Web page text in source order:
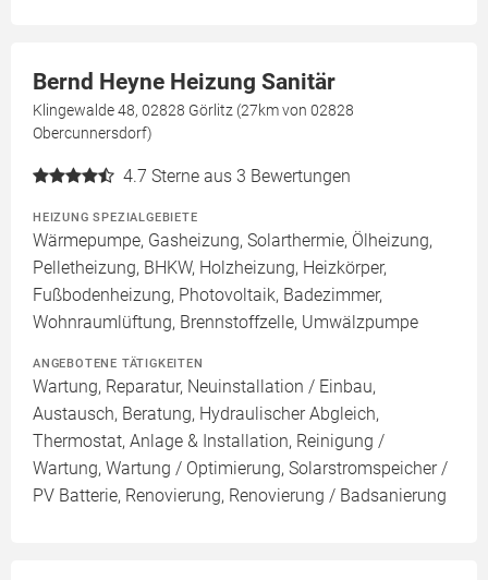
Bernd Heyne Heizung Sanitär
Klingewalde 48, 02828 Görlitz (27km von 02828
Obercunnersdorf)
4.7 Sterne aus 3 Bewertungen
HEIZUNG SPEZIALGEBIETE
Wärmepumpe, Gasheizung, Solarthermie, Ölheizung,
Pelletheizung, BHKW, Holzheizung, Heizkörper,
Fußbodenheizung, Photovoltaik, Badezimmer,
Wohnraumlüftung, Brennstoffzelle, Umwälzpumpe
ANGEBOTENE TÄTIGKEITEN
Wartung, Reparatur, Neuinstallation / Einbau,
Austausch, Beratung, Hydraulischer Abgleich,
Thermostat, Anlage & Installation, Reinigung /
Wartung, Wartung / Optimierung, Solarstromspeicher /
PV Batterie, Renovierung, Renovierung / Badsanierung